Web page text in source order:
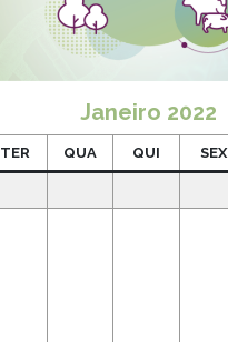
Janeiro 2022
TER QUA QUI SEX